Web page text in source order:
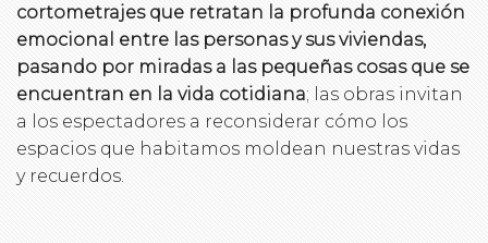
cortometrajes que retratan la profunda conexión
emocional entre las personas y sus viviendas,
pasando por miradas a las pequeñas cosas que se
encuentran en la vida cotidiana; las obras invitan
a los espectadores a reconsiderar cómo los
espacios que habitamos moldean nuestras vidas
y recuerdos.